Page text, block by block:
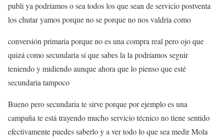
publi ya podríamos o sea todos los que sean de servicio postventa
los chutar yamos porque no se porque no nos valdría como
conversión primaria porque no es una compra real pero ojo que
quizá como secundaria sí que sabes la la podríamos seguir
teniendo y midiendo aunque ahora que lo pienso que esté
secundaria tampoco
Bueno pero secundaria te sirve porque por ejemplo es una
campaña te está trayendo mucho servicio técnico no tiene sentido
efectivamente puedes saberlo y a ver todo lo que sea medir Mola